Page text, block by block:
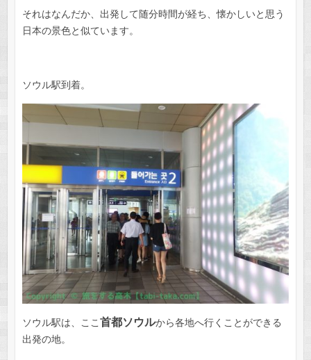
それはなんだか、出発して随分時間が経ち、懐かしいと思う
日本の景色と似ています。
ソウル駅到着。
ソウル駅は、ここ首都ソウルから各地へ行くことができる
出発の地。